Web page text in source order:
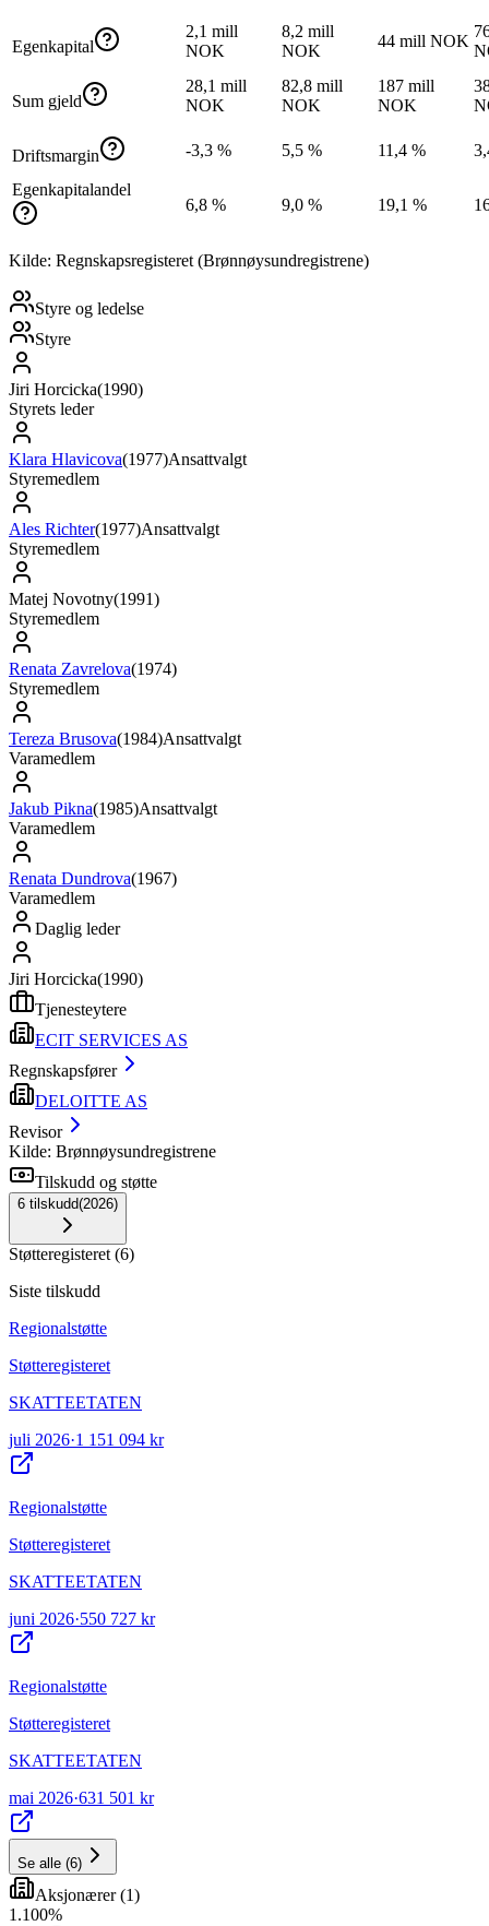
Egenkapital
2,1 mill
NOK
8,2 mill
NOK
44 mill NOK
Sum gjeld
28,1 mill
NOK
82,8 mill
NOK
187 mill
NOK
Driftsmargin -3,3 % 5,5 % 11,4 %
Egenkapitalandel
6,8 %
9,0 % 19,1 %
Kilde: Regnskapsregisteret (Brønnøysundregistrene)
Styre og ledelse
Styre
Jiri Horcicka(1990)
Styrets leder
Klara Hlavicova(1977)Ansattvalgt
Styremedlem
Ales Richter(1977)Ansattvalgt
Styremedlem
Matej Novotny(1991)
Styremedlem
Renata Zavrelova(1974)
Styremedlem
Tereza Brusova(1984)Ansattvalgt
Varamedlem
Jakub Pikna(1985)Ansattvalgt
Varamedlem
Renata Dundrova(1967)
Varamedlem
Daglig leder
Jiri Horcicka(1990)
Tjenesteytere
ECIT SERVICES AS
Regnskapsfører
DELOITTE AS
Revisor
Kilde: Brønnøysundregistrene
Tilskudd og støtte
6 tilskudd(2026)
Støtteregisteret (6)
Siste tilskudd
Regionalstøtte
Støtteregisteret
SKATTEETATEN
juli 2026·1 151 094 kr
Regionalstøtte
Støtteregisteret
SKATTEETATEN
juni 2026·550 727 kr
Regionalstøtte
Støtteregisteret
SKATTEETATEN
mai 2026·631 501 kr
Se alle (6)
Aksjonærer(1)
1 .100%